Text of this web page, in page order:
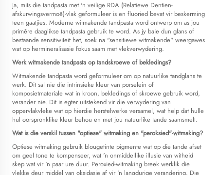
Ja, mits die tandpasta met 'n veilige RDA (Relatiewe Dentien-
afskurwingsvermoë)-vlak geformuleer is en fluoried bevat vir beskerming
teen gaatjies. Moderne witmakende tandpasta word ontwerp om as jou
primêre daaglikse tandpasta gebruik te word. As jy baie dun glans of
bestaande sensitiwiteit het, soek na "sensitiewe witmakende" weergawes
wat op hermineralisasie fokus saam met vlekverwydering.
Werk witmakende tandpasta op tandskroewe of bekledings?
Witmakende tandpasta word geformuleer om op natuurlike tandglans te
werk. Dit sal nie die intrinsieke kleur van porselein of
komposietmateriale wat in kroon, bekledings of skroewe gebruik word,
verander nie. Dit is egter uitstekend vir die verwydering van
oppervlakvleke wat op hierdie herstelwerke versamel, wat help dat hulle
hul oorspronklike kleur behou en met jou natuurlike tande saamsmelt.
Wat is die verskil tussen "optiese" witmaking en "peroksied"-witmaking?
Optiese witmaking gebruik blougetinte pigmente wat op die tande afset
om geel tone te kompenseer, wat 'n onmiddellike illusie van witheid
skep wat vir 'n paar ure duur. Peroxied-witmaking breek werklik die
vlekke deur middel van oksidasie af vir 'n langdurige verandering. Die